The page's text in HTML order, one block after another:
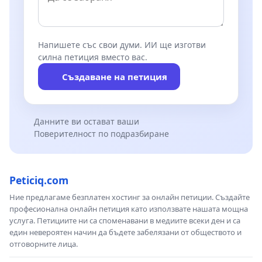
Напишете със свои думи. ИИ ще изготви
силна петиция вместо вас.
Създаване на петиция
Данните ви остават ваши
Поверителност по подразбиране
Peticiq.com
Ние предлагаме безплатен хостинг за онлайн петиции. Създайте
професионална онлайн петиция като използвате нашата мощна
услуга. Петициите ни са споменавани в медиите всеки ден и са
един невероятен начин да бъдете забелязани от обществото и
отговорните лица.